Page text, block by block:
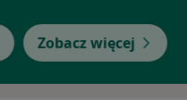
Zobacz więcej